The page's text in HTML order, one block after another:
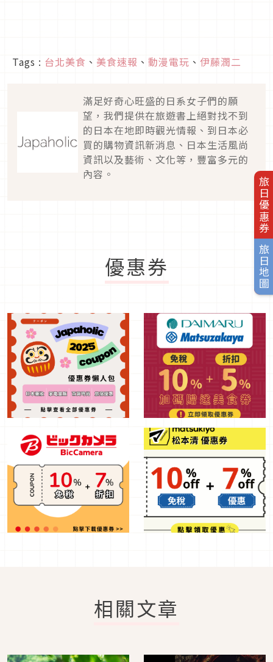
旅日優惠券
旅日地圖
Tags : 台北美食 、 美食速報 、 動漫電玩 、 伊藤潤二
滿足好奇心旺盛的日系女子們的願
望，我們提供在旅遊書上絕對找不到
的日本在地即時觀光情報、到日本必
買的購物資訊新消息、日本生活風尚
資訊以及藝術、文化等，豐富多元的
內容。
優惠券
相關文章